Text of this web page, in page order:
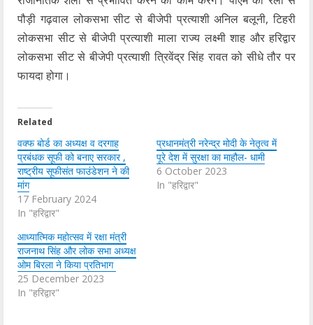
पौड़ी गढ़वाल लोकसभा सीट से बीजेपी प्रत्याशी अनिल बलूनी, टिहरी
लोकसभा सीट से बीजेपी प्रत्याशी माला राज्य लक्ष्मी शाह और हरिद्वार
लोकसभा सीट से बीजेपी प्रत्याशी त्रिवेंद्र सिंह रावत को सीधे तौर पर
फायदा होगा।
Related
वक्फ बोर्ड का अध्यक्ष व दरगाह
प्रबंधक सूफी को बनाए सरकार ,
राष्ट्रीय सूफीसंत फाउंडेशन ने की
मांग
17 February 2024
In "हरिद्वार"
प्रधानमंत्री नरेन्द्र मोदी के नेतृत्व में
पूरे देश में सुरक्षा का माहौल- धामी
6 October 2023
In "हरिद्वार"
आध्यात्मिक महोत्सव में रक्षा मंत्री
राजनाथ सिंह और लोक सभा अध्यक्ष
ओम बिरला ने किया प्रतिभाग
25 December 2023
In "हरिद्वार"